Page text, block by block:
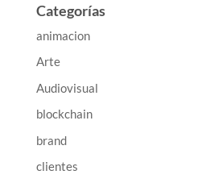
Categorías
animacion
Arte
Audiovisual
blockchain
brand
clientes